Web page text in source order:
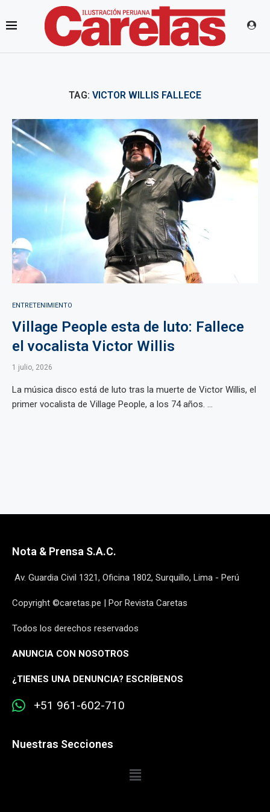
TAG: VICTOR WILLIS FALLECE
ENTRETENIMIENTO
Village People esta de luto: Fallece
el vocalista Victor Willis
1 julio, 2026
La música disco está de luto tras la muerte de Victor Willis, el
primer vocalista de Village People, a los 74 años. ...
Nota & Prensa S.A.C.
Av. Guardia Civil 1321, Oficina 1802, Surquillo, Lima - Perú
Copyright ©caretas.pe | Por Revista Caretas
Todos los derechos reservados
ANUNCIA CON NOSOTROS
¿TIENES UNA DENUNCIA? ESCRÍBENOS
+51 961-602-710
Nuestras Secciones